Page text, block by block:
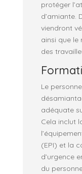
protéger
d’amiante.
viendront
ainsi que le
des
Le
adéquate
Cela inclut
(EPI) et la
d’urgence
du